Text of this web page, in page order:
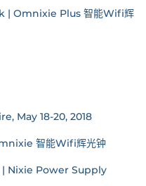
| Omnixie Plus 智能Wifi辉
May 18-20, 2018
智能Wifi辉光钟
| Nixie Power Supply